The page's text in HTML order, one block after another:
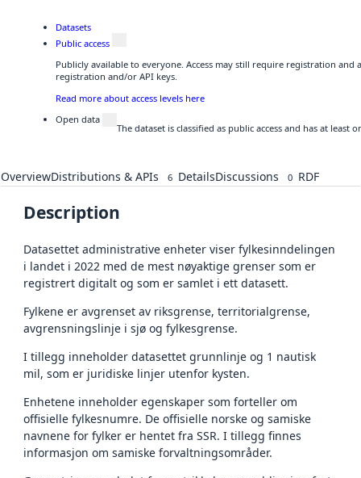
Datasets
Public access
Publicly available to everyone. Access may still require registration and
registration and/or API keys.
Read more about access levels here
Open data
The dataset is classified as public access and has at
OverviewDistributions & APIs 6 DetailsDiscussions 0 RDF
Description
Datasettet administrative enheter viser fylkesinndelingen
i landet i 2022 med de mest nøyaktige grenser som er
registrert digitalt og som er samlet i ett datasett.
Fylkene er avgrenset av riksgrense, territorialgrense,
avgrensningslinje i sjø og fylkesgrense.
I tillegg inneholder datasettet grunnlinje og 1 nautisk
mil, som er juridiske linjer utenfor kysten.
Enhetene inneholder egenskaper som forteller om
offisielle fylkesnumre. De offisielle norske og samiske
navnene for fylker er hentet fra SSR. I tillegg finnes
informasjon om samiske forvaltningsområder.